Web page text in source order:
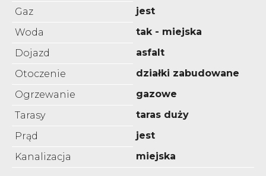
Gaz
jest
Woda
tak - miejska
Dojazd
asfalt
Otoczenie
działki zabudowane
Ogrzewanie
gazowe
Tarasy
taras duży
Prąd
jest
Kanalizacja
miejska